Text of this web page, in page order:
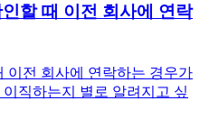
할 때 이전 회사에 연락
이전 회사에 연락하는 경우가
직하는지 별로 알려지고 싶